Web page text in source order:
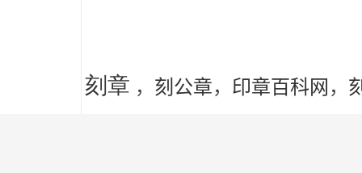
刻章 ， 刻公章， 印章百科网 ，